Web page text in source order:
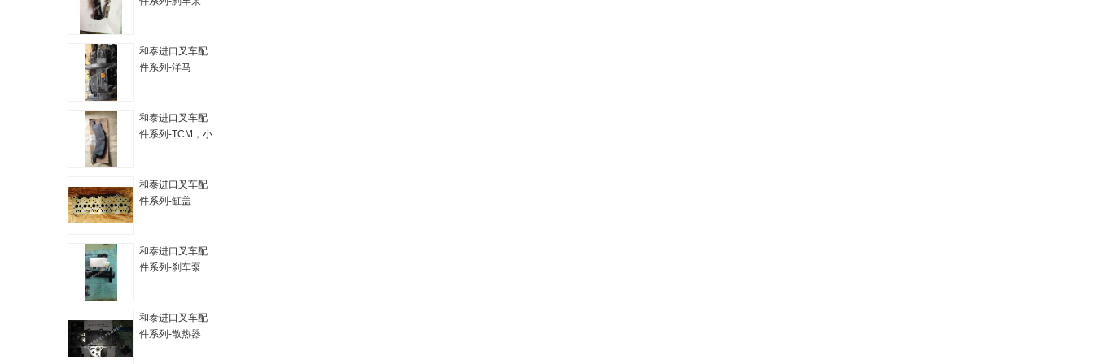
和泰进口叉车配
件系列-洋马
和泰进口叉车配
件系列-TCM，小
和泰进口叉车配
件系列-缸盖
和泰进口叉车配
件系列-刹车泵
和泰进口叉车配
件系列-散热器